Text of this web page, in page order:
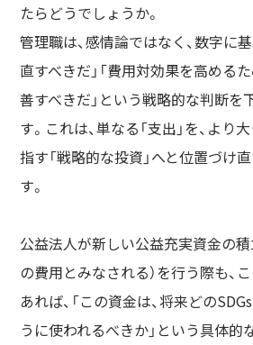
たらどうでしょうか。
管理職は、感情論ではなく、数字に
直すべきだ」「費用対効果を高める
善すべきだ」という戦略的な判断を
す。これは、単なる「支出」を、より
指す「戦略的な投資」へと位置づけ
す。
公益法人が新しい公益充実資金の積
の費用とみなされる）を行う際も、
あれば、「この資金は、将来どの
うに使われるべきか」という具体